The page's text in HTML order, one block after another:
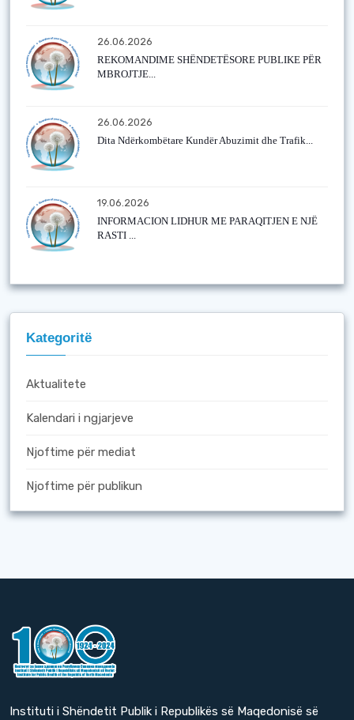
26.06.2026
REKOMANDIME SHËNDETËSORE PUBLIKE PËR
MBROJTJE...
26.06.2026
Dita Ndërkombëtare Kundër Abuzimit dhe Trafik...
19.06.2026
INFORMACION LIDHUR ME PARAQITJEN E NJË
RASTI ...
Kategoritë
Aktualitete
Kalendari i ngjarjeve
Njoftime për mediat
Njoftime për publikun
Instituti i Shëndetit Publik i Republikës së Maqedonisë së